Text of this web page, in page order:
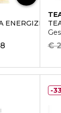
ENERGIZING
€